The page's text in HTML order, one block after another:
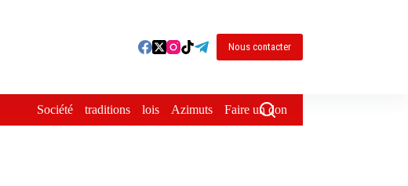
Nous contacter
Société traditions lois Azimuts Faire un don